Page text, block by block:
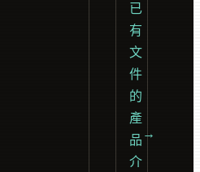
已
有
文
件
的
產
品
介
→